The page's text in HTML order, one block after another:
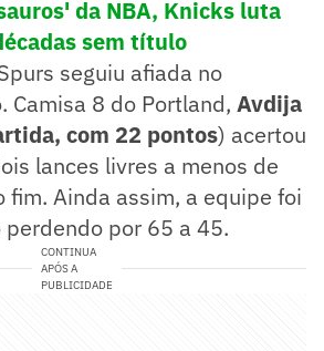
da NBA, Knicks luta
sem título
seguiu afiada no
Camisa 8 do Portland, Avdija
com 22 pontos) acertou
lances livres a menos de
fim. Ainda assim, a equipe foi
por 65 a 45.
CONTINUA
APÓS A
PUBLICIDADE